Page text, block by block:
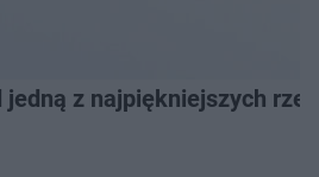
jedną z najpiękniejszych